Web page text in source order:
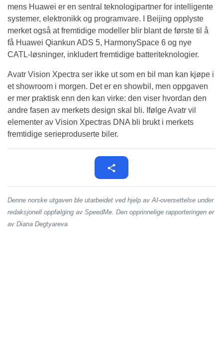
mens Huawei er en sentral teknologipartner for intelligente
systemer, elektronikk og programvare. I Beijing opplyste
merket også at fremtidige modeller blir blant de første til å
få Huawei Qiankun ADS 5, HarmonySpace 6 og nye
CATL-løsninger, inkludert fremtidige batteriteknologier.
Avatr Vision Xpectra ser ikke ut som en bil man kan kjøpe i
et showroom i morgen. Det er en showbil, men oppgaven
er mer praktisk enn den kan virke: den viser hvordan den
andre fasen av merkets design skal bli. Ifølge Avatr vil
elementer av Vision Xpectras DNA bli brukt i merkets
fremtidige serieproduserte biler.
Denne norske utgaven ble utarbeidet ved hjelp av AI-oversettelse under
redaksjonell oppfølging av SpeedMe. Den opprinnelige rapporteringen er
av Diana Degtyareva